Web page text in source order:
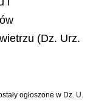
(Dz. Urz.
ogłoszone w Dz. U.